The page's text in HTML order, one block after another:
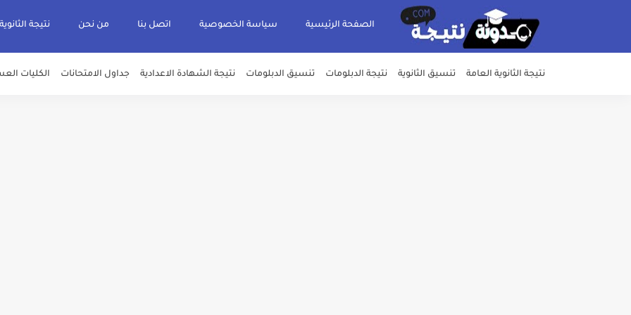
الصفحة الرئيسية سياسة الخصوصية اتصل بنا من نحن نتيجة
نتيجة الثانوية العامة تنسيق الثانوية نتيجة الدبلومات تنسيق الدبلومات نتيجة الشهادة الاعدادية جداول الامتحانات الكليات